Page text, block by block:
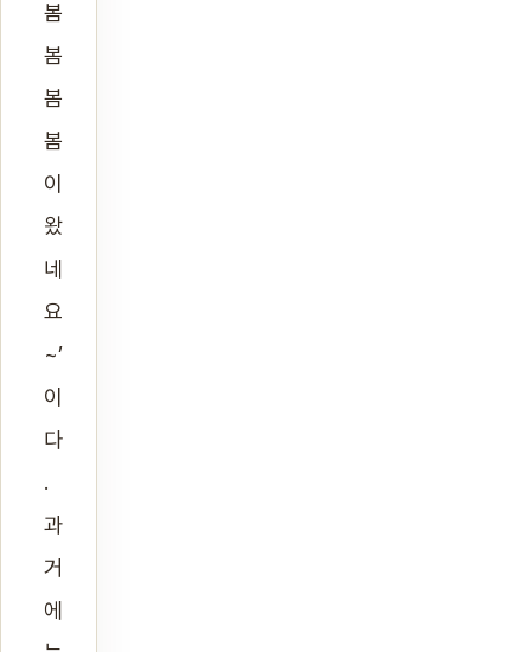
봄
봄
봄
봄
이
왔
네
요
~’
이
다
.
과
거
에